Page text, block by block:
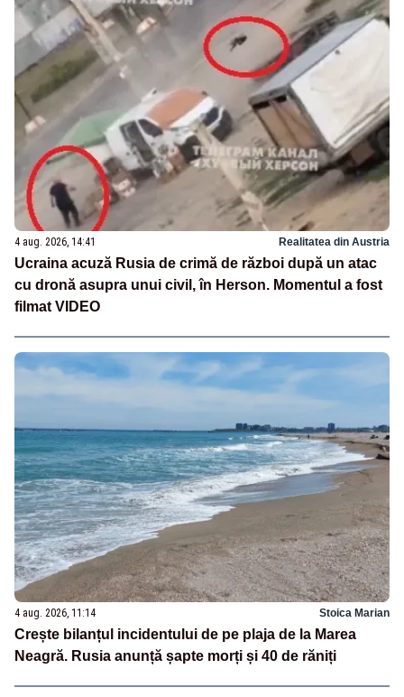
4 aug. 2026, 14:41 Realitatea din Austria
Ucraina acuză Rusia de crimă de război după un atac
cu dronă asupra unui civil, în Herson. Momentul a fost
filmat VIDEO
4 aug. 2026, 11:14 Stoica Marian
Crește bilanțul incidentului de pe plaja de la Marea
Neagră. Rusia anunță șapte morți și 40 de răniți